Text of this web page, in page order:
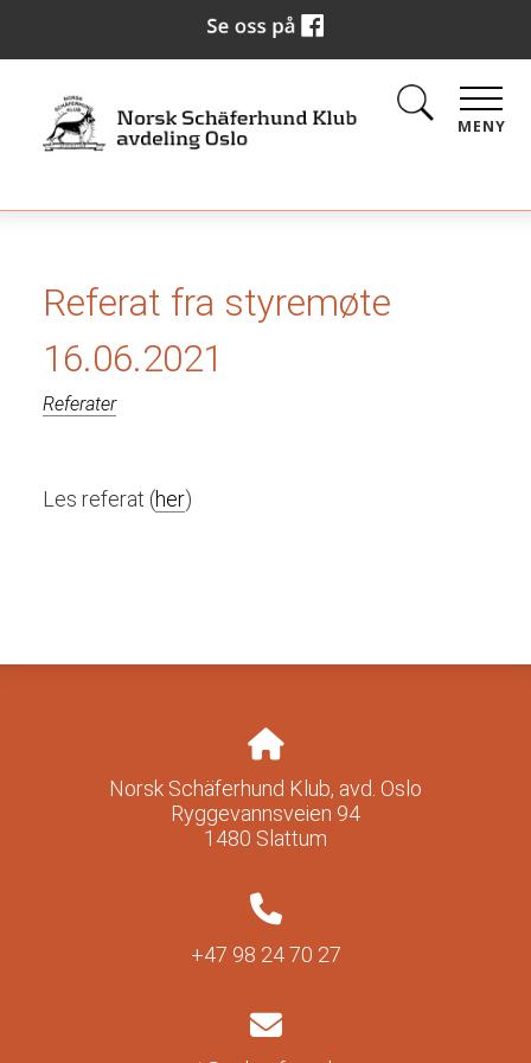
MENY
Referat fra styremøte
16.06.2021
Referater
Les referat (her)
Norsk Schäferhund Klub, avd. Oslo
Ryggevannsveien 94
1480 Slattum
+47 98 24 70 27